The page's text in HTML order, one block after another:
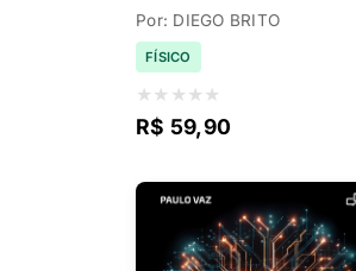
Por: DIEGO BRITO
FÍSICO
★ ★ ★ ★ ★
R$ 59,90